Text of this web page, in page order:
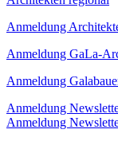
Anmeldung
Anmeldung GaLa-
Anmeldung
Anmeldung
Anmeldung